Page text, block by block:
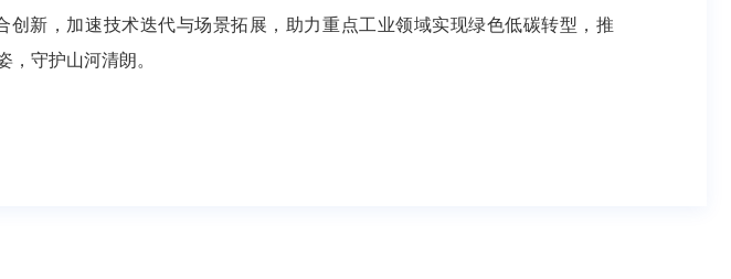
创新，加速技术迭代与场景拓展，助力重点工业领域实现绿色低碳转型，推
，守护山河清朗。